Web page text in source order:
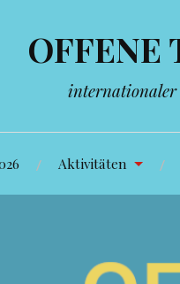
OFFENE
internationaler
Aktivitäten